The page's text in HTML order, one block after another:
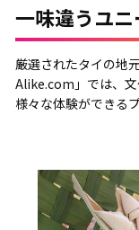
一味違うユ
厳選されたタイの地
Alike.com」では、
様々な体験ができる